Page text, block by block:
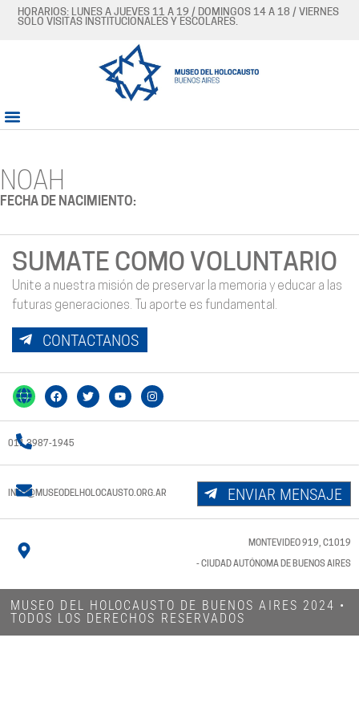
HORARIOS: LUNES A JUEVES 11 A 19 / DOMINGOS 14 A 18 / VIERNES
SÓLO VISITAS INSTITUCIONALES Y ESCOLARES.
NOAH
FECHA DE NACIMIENTO:
SUMATE COMO VOLUNTARIO
Unite a nuestra misión de preservar la memoria y educar a las
futuras generaciones. Tu aporte es fundamental.
CONTACTANOS
011 3987-1945
INFO@MUSEODELHOLOCAUSTO.ORG.AR ENVIAR MENSAJE
MONTEVIDEO 919, C1019
- CIUDAD AUTÓNOMA DE BUENOS AIRES
MUSEO DEL HOLOCAUSTO DE BUENOS AIRES 2024​ •
TODOS LOS DERECHOS RESERVADOS